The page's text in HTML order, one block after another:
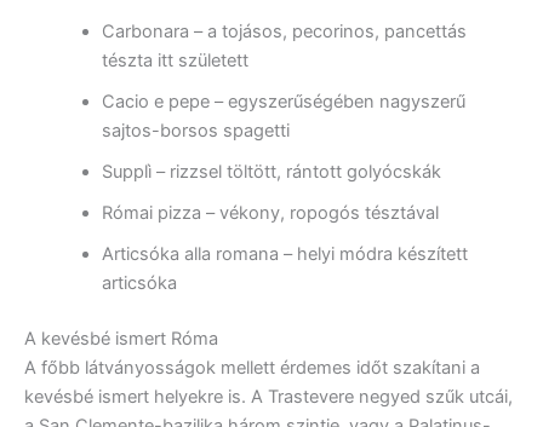
Carbonara – a tojásos, pecorinos, pancettás
tészta itt született
Cacio e pepe – egyszerűségében nagyszerű
sajtos-borsos spagetti
Supplì – rizzsel töltött, rántott golyócskák
Római pizza – vékony, ropogós tésztával
Articsóka alla romana – helyi módra készített
articsóka
A kevésbé ismert Róma
A főbb látványosságok mellett érdemes időt szakítani a
kevésbé ismert helyekre is. A Trastevere negyed szűk utcái,